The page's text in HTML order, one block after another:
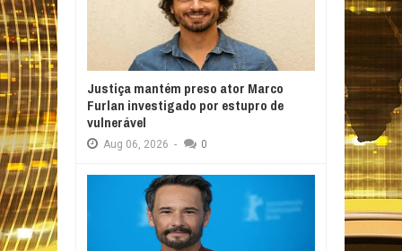
Justiça mantém preso ator Marco
Furlan investigado por estupro de
vulnerável
Aug 06, 2026 - 0